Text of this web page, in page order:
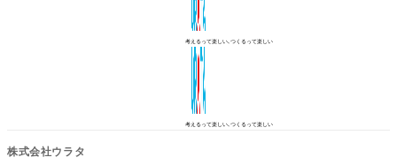
考えるって楽しい､つくるって楽しい
考えるって楽しい､つくるって楽しい
株式会社ウラタ